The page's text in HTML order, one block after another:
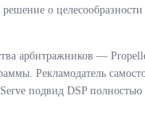
о целесообразности
арбитражников —
Рекламодатель
подвид DSP